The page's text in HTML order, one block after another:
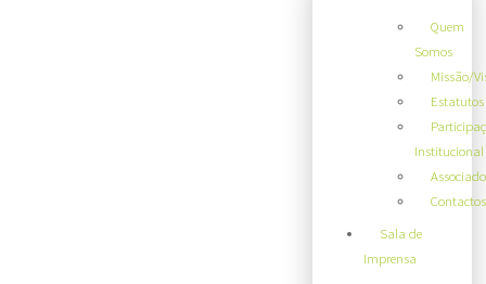
Quem
Somos
Missão/
Estatutos
Institucional
Contactos
Sala de
Imprensa